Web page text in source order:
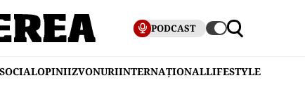
PODCAST
SOCIALOPINIIZVONURIINTERNAȚIONALLIFESTYLE